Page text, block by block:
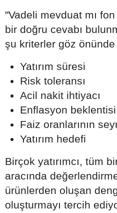
"Vadeli mevduat mı
bir doğru cevabı
şu kriterler göz
Yatırım süresi
Risk toleransı
Acil nakit ihtiyacı
Enflasyon beklentisi
Faiz oranlarının
Yatırım hedefi
Birçok yatırımcı, tüm
aracında
ürünlerden oluşan
oluşturmayı tercih